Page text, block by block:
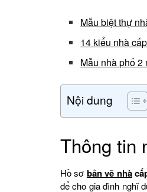
Mẫu biệt thự
14 kiểu nhà
Mẫu nhà phố 2
Nội dung
Thông tin
Hồ sơ bản vẽ nhà
để cho gia đình nghĩ